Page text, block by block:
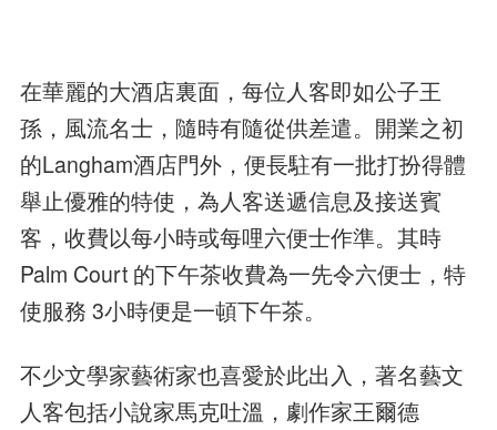
在華麗的大酒店裏面，每位人客即如公子王
孫，風流名士，隨時有隨從供差遣。開業之初
的Langham酒店門外，便長駐有一批打扮得體
舉止優雅的特使，為人客送遞信息及接送賓
客，收費以每小時或每哩六便士作準。其時
Palm Court 的下午茶收費為一先令六便士，特
使服務 3小時便是一頓下午茶。
不少文學家藝術家也喜愛於此出入，著名藝文
人客包括小說家馬克吐溫，劇作家王爾德